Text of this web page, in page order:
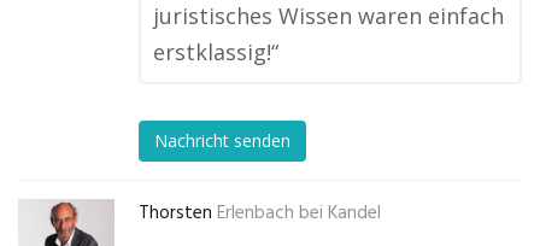
juristisches Wissen waren einfach
erstklassig!“
Nachricht senden
Thorsten Erlenbach bei Kandel